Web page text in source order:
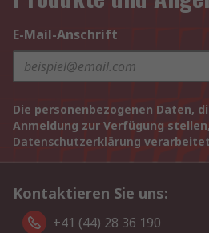
E-Mail-Anschrift
Die personenbezogenen Daten,
Anmeldung zur Verfügung
Datenschutzerklärung
Kontaktieren Sie uns:
+41 (44) 28 36 190